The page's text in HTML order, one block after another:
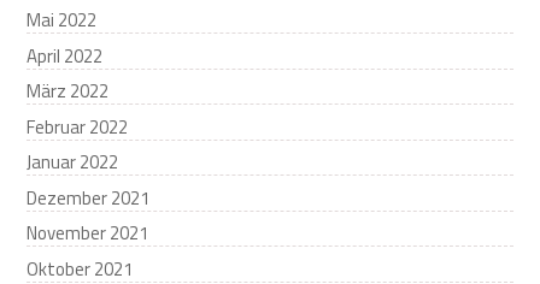
Mai 2022
April 2022
März 2022
Februar 2022
Januar 2022
Dezember 2021
November 2021
Oktober 2021